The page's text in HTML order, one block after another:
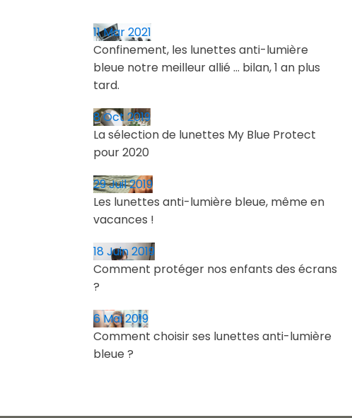
11 Mar 2021
Confinement, les lunettes anti-lumière
bleue notre meilleur allié ... bilan, 1 an plus
tard.
8 Oct 2019
La sélection de lunettes My Blue Protect
pour 2020
29 Juil 2019
Les lunettes anti-lumière bleue, même en
vacances !
18 Juin 2019
Comment protéger nos enfants des écrans
?
6 Mai 2019
Comment choisir ses lunettes anti-lumière
bleue ?